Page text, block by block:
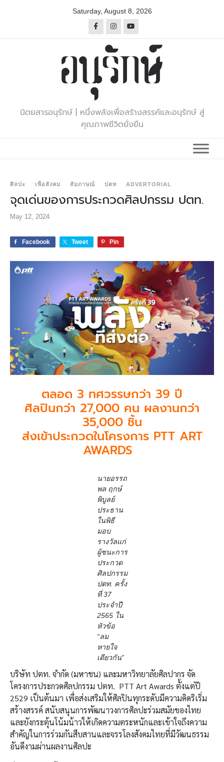
Saturday, August 8, 2026
นิตยสารอนุรักษ์ | หนึ่งพลังเพื่อสร้างสรรค์และอนุรักษ์ สู่
คุณภาพชีวิตยั่งยืน
ศิลปะ เพื่อสังคม สัมภาษณ์ ปตท ADVERTORIAL
จุดเด่นของการประกวดศิลปกรรม ปตท.
May 12, 2024
Facebook Tweet Pin
ตลอด 3 ทศวรรษกว่า 39 ปี
ศิลปินกว่า 27,000 คน ผลงานกว่า
35,000 ชิ้น
ส่งเข้าประกวดในโครงการ PTT ART
AWARDS
นายอรรถ
พล ฤกษ์
พิบูลย์
ประธาน
ในพิธี
มอบ
รางวัลแก่
ผู้ชนะการ
ประกวด
ศิลปกรรม
ปตท. ครั้ง
ที่ 37
ประจำปี
2565 ใน
หัวข้อ
“ลม
หายใจ
เดียวกัน”
บริษัท ปตท. จำกัด (มหาชน) และมหาวิทยาลัยศิลปากร จัด
โครงการประกวดศิลปกรรม ปตท. PTT Art Awards ตั้งแต่ปี
2529 เป็นต้นมา เพื่อส่งเสริมให้ศิลปินทุกระดับมีความคิดริเริ่ม
สร้างสรรค์ สนับสนุนการพัฒนาวงการศิลปะร่วมสมัยของไทย
และยังกระตุ้นโน้มน้าวให้เกิดความตระหนักและเข้าใจถึงความ
สำคัญในการร่วมกันสืบสานและจรรโลงสังคมไทยที่มีวัฒนธรรม
อันดีงามผ่านผลงานศิลปะ